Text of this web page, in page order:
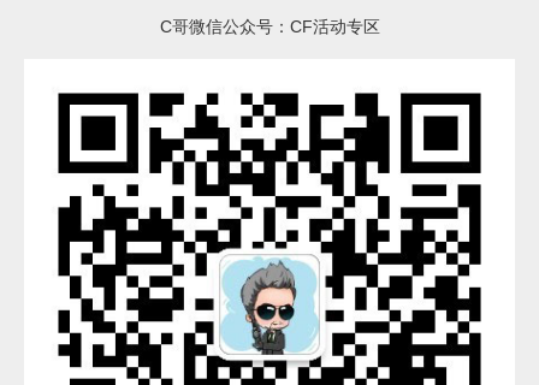
C哥微信公众号：CF活动专区